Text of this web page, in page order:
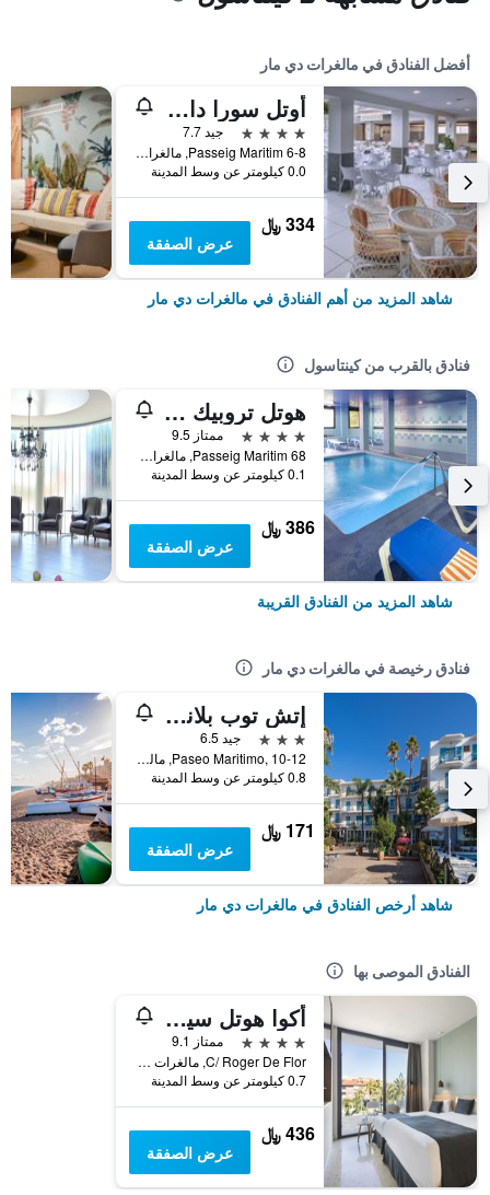
أفضل الفنادق في مالغرات دي مار
أوتل سورا داورادا سبلاس
4 نجوم
جيد 7.7
Passeig Maritim 6-8, مالغرات دي مار, كاتالونيا, أسبانيا
0.0 كيلومتر عن وسط المدينة
334 ﷼
عرض الصفقة
شاهد المزيد من أهم الفنادق في مالغرات دي مار
فنادق بالقرب من كينتاسول
هوتل تروبيك بارك
4 نجوم
ممتاز 9.5
Passeig Maritim 68, مالغرات دي مار, كاتالونيا, أسبانيا
0.1 كيلومتر عن وسط المدينة
386 ﷼
عرض الصفقة
شاهد المزيد من الفنادق القريبة
فنادق رخيصة في مالغرات دي مار
إتش توب بلانامار
3 نجوم
جيد 6.5
Paseo Maritimo, 10-12, مالغرات دي مار, كاتالونيا, أسبانيا
0.8 كيلومتر عن وسط المدينة
171 ﷼
عرض الصفقة
شاهد أرخص الفنادق في مالغرات دي مار
الفنادق الموصى بها
أكوا هوتل سيلويت آند سبا - للبالغين فقط
4 نجوم
ممتاز 9.1
C/ Roger De Flor, مالغرات دي مار, كاتالونيا, أسبانيا
0.7 كيلومتر عن وسط المدينة
436 ﷼
عرض الصفقة